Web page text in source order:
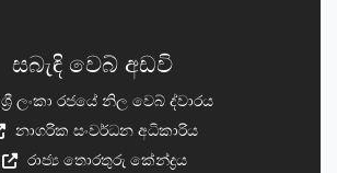
සබැඳි වෙබ් අඩවි
ශ්‍රී ලංකා රජයේ නිල වෙබ් ද්වාරය
නාගරික සංවර්ධන අධිකාරිය
රාජ්‍ය තොරතුරු කේන්ද්‍රය